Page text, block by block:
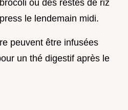
ou des restes de riz
le lendemain midi.
peuvent être infusées
un thé digestif après le